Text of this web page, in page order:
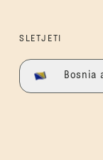
SLETJETI
Bosnia